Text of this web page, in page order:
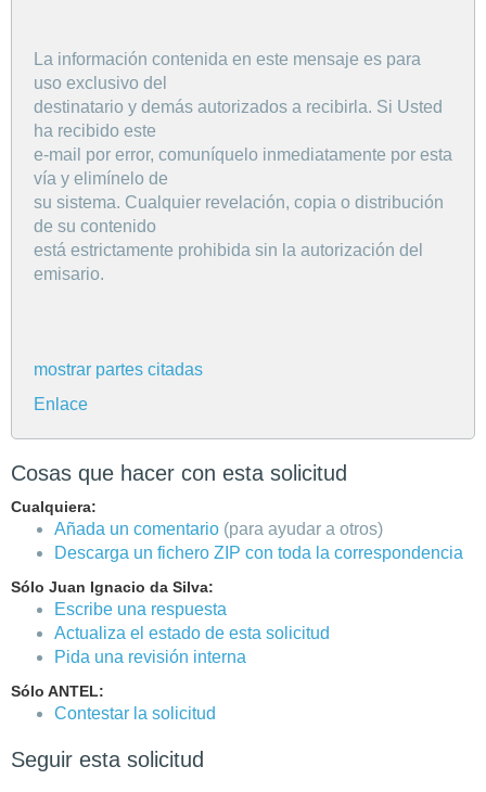
La información contenida en este mensaje es para
uso exclusivo del
destinatario y demás autorizados a recibirla. Si Usted
ha recibido este
e-mail por error, comuníquelo inmediatamente por esta
vía y elimínelo de
su sistema. Cualquier revelación, copia o distribución
de su contenido
está estrictamente prohibida sin la autorización del
emisario.
mostrar partes citadas
Enlace
Cosas que hacer con esta solicitud
Cualquiera:
Añada un comentario (para ayudar a otros)
Descarga un fichero ZIP con toda la correspondencia
Sólo Juan Ignacio da Silva:
Escribe una respuesta
Actualiza el estado de esta solicitud
Pida una revisión interna
Sólo ANTEL:
Contestar la solicitud
Seguir esta solicitud